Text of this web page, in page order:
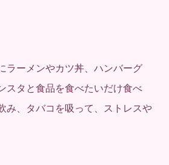
ラーメンやカツ丼、ハンバーグ
スタと食品を食べたいだけ食べ
み、タバコを吸って、ストレスや